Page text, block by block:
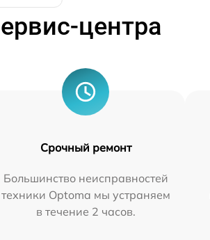
центра
Срочный ремонт
Большинство неисправностей
техники Optoma мы устраняем
в течение 2 часов.